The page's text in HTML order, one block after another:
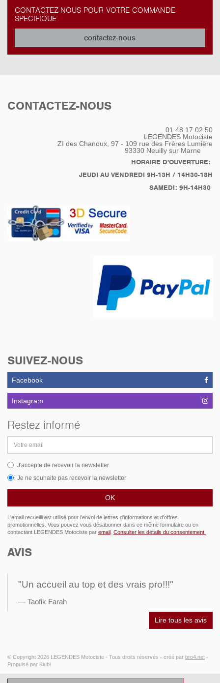
CONTACTEZ-NOUS POUR VOTRE COMMANDE
SPÉCIFIQUE
contactez-nous
CONTACTEZ-NOUS
01 48 17 02 50
LEGENDES Motociste
ZI des Chanoux, 97 - 109 rue des Frères Lumière
93330 Neuilly sur Marne
HORAIRE D'OUVERTURE:
JEUDI AU VENDREDI 9H-13H / 14H30-18H
SAMEDI: 9H-14H30
SUIVEZ-NOUS
Facebook
Instagram
Restez informé
email
J'accepte de recevoir la newsletter
Je ne souhaite pas recevoir la newsletter
L'email recueilli est utilisé pour l'envoi de lettres d'informations et d'offres
promotionnelles. Vous pouvez vous désabonner dans ce même formulaire ou en
contactant LEGENDES Motociste par email Consulter les détails du consentement.
AVIS
"Un accueil au top et des vrais pro!!!"
Taofik Farah
Lire tous les avis
© Copyright 2026 LEGENDES Motociste - Tous droits réservés - créé par bro4.net -
Propulsé par Kiubi